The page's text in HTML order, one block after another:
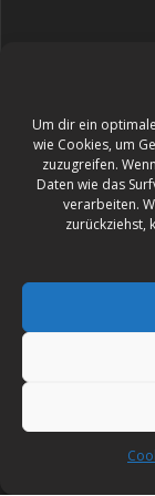
Um dir ein
wie Cookies, um
zuzugreifen.
Daten wie das
verarbeiten.
zurückziehst,
48
© 2026